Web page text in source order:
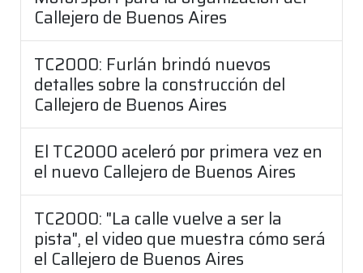
Callejero de Buenos Aires
TC2000: Furlán brindó nuevos
detalles sobre la construcción del
Callejero de Buenos Aires
El TC2000 aceleró por primera vez en
el nuevo Callejero de Buenos Aires
TC2000: "La calle vuelve a ser la
pista", el video que muestra cómo será
el Callejero de Buenos Aires